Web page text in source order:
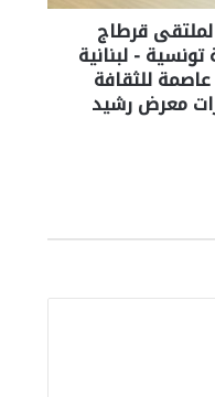
قرطاج
- لبنانية
للثقافة
معرض رشيد